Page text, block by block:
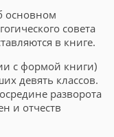
основном
совета
в книге.
с формой книги)
девять классов.
разворота
и отчеств